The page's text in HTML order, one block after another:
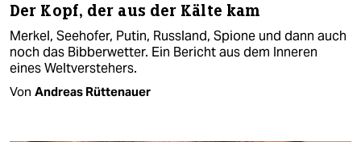
Der Kopf, der aus der Kälte kam
Merkel, Seehofer, Putin, Russland, Spione und dann auch
noch das Bibberwetter. Ein Bericht aus dem Inneren
eines Weltverstehers.
Von Andreas Rüttenauer